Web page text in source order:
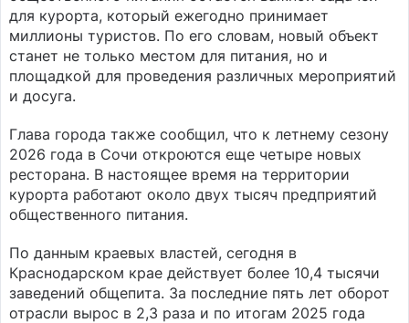
для курорта, который ежегодно принимает
миллионы туристов. По его словам, новый объект
станет не только местом для питания, но и
площадкой для проведения различных мероприятий
и досуга.
Глава города также сообщил, что к летнему сезону
2026 года в Сочи откроются еще четыре новых
ресторана. В настоящее время на территории
курорта работают около двух тысяч предприятий
общественного питания.
По данным краевых властей, сегодня в
Краснодарском крае действует более 10,4 тысячи
заведений общепита. За последние пять лет оборот
отрасли вырос в 2,3 раза и по итогам 2025 года